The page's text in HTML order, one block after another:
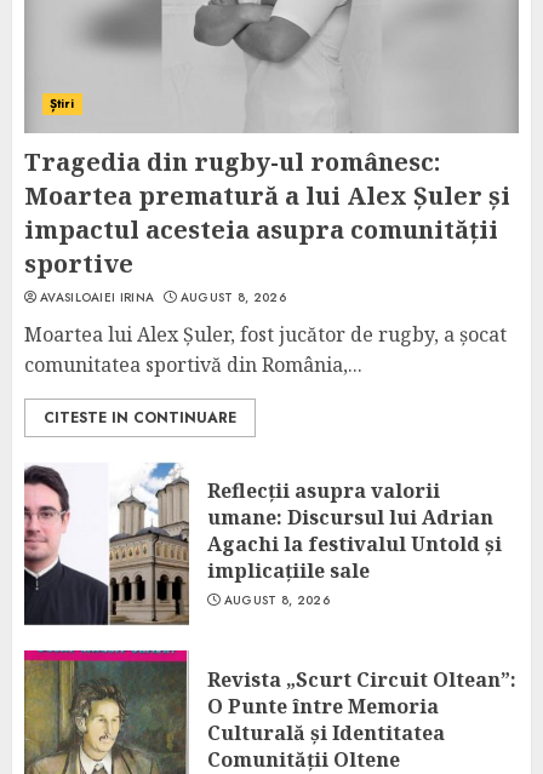
Știri
Tragedia din rugby-ul românesc:
Moartea prematură a lui Alex Șuler și
impactul acesteia asupra comunității
sportive
AVASILOAIEI IRINA AUGUST 8, 2026
Moartea lui Alex Șuler, fost jucător de rugby, a șocat
comunitatea sportivă din România,...
CITESTE IN CONTINUARE
Reflecții asupra valorii
umane: Discursul lui Adrian
Agachi la festivalul Untold și
implicațiile sale
AUGUST 8, 2026
Revista „Scurt Circuit Oltean”:
O Punte între Memoria
Culturală și Identitatea
Comunității Oltene